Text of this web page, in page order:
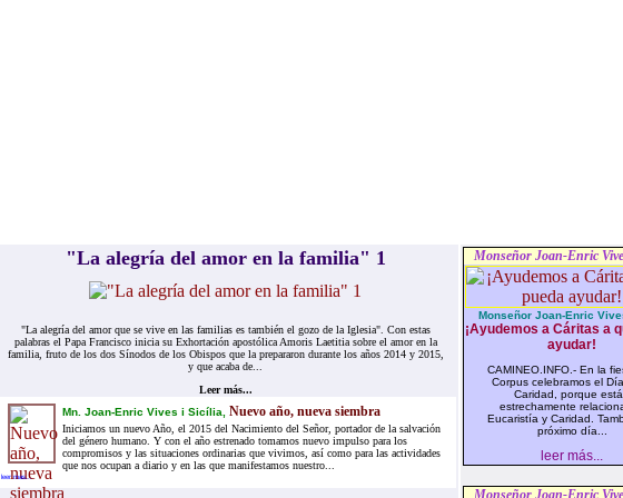
"La alegría del amor en la familia" 1
"La alegría del amor que se vive en las familias es también el gozo de la Iglesia". Con estas
palabras el Papa Francisco inicia su Exhortación apostólica Amoris Laetitia sobre el amor en la
familia, fruto de los dos Sínodos de los Obispos que la prepararon durante los años 2014 y 2015,
y que acaba de...
Leer más...
Mn. Joan-Enric Vives i Sicília, Nuevo año, nueva siembra
Iniciamos un nuevo Año, el 2015 del Nacimiento del Señor, portador de la salvación
del género humano. Y con el año estrenado tomamos nuevo impulso para los
compromisos y las situaciones ordinarias que vivimos, así como para las actividades
que nos ocupan a diario y en las que manifestamos nuestro...
leer mas...
Monseñor Joan-Enric
Monseñor Joan-Enric
¡Ayudemos a Cáritas a
ayudar!
CAMINEO.INFO.- En la
Corpus celebramos el
Caridad, porque
estrechamente
Eucaristía y Caridad.
próximo día...
leer más...
Monseñor Joan-Enric